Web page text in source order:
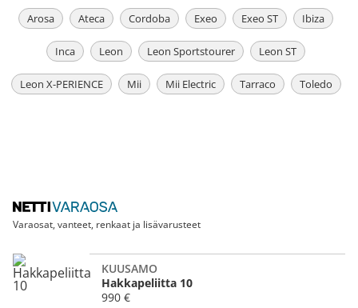
Arosa Ateca Cordoba Exeo Exeo ST Ibiza
Inca Leon Leon Sportstourer Leon ST
Leon X-PERIENCE Mii Mii Electric Tarraco Toledo
Varaosat, vanteet, renkaat ja lisävarusteet
KUUSAMO
Hakkapeliitta 10
990 €